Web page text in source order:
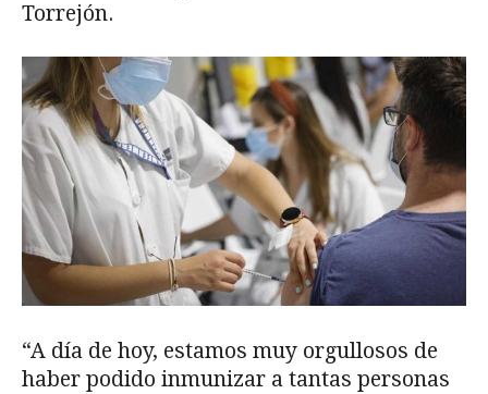
Torrejón.
“A día de hoy, estamos muy orgullosos de
haber podido inmunizar a tantas personas